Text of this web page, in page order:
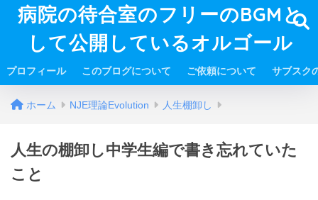
病院の待合室のフリーのBGMと
して公開しているオルゴール
プロフィール このブログについて ご依頼について サブスク
ホーム NJE理論Evolution 人生棚卸し
人生の棚卸し中学生編で書き忘れていた
こと